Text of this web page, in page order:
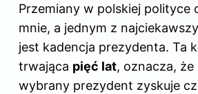
Przemiany w polskiej polityce
mnie, a jednym z
jest kadencja prezydenta. Ta
trwająca pięć lat, oznacza,
wybrany prezydent zyskuje